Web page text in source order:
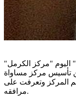
اليوم "مركز الكرمل"
تأسيس مركز مساواة
المركز وتعرفت على
مرافقه.